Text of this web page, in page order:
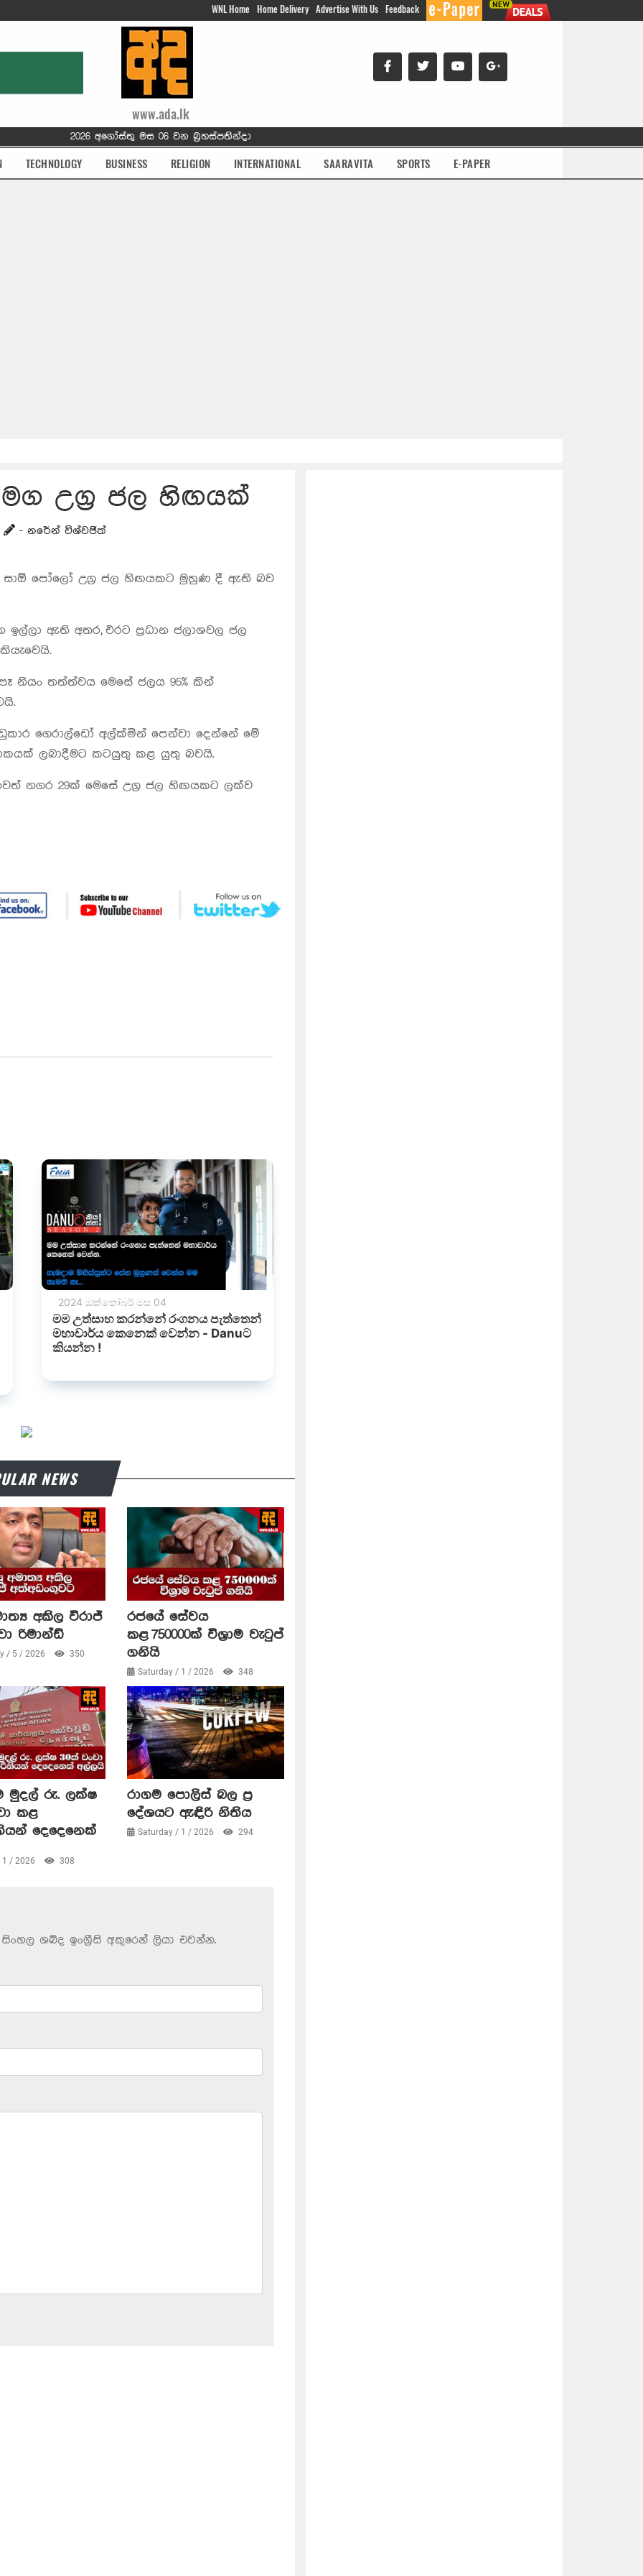
WNL Home Home Delivery Advertise With Us Feedback
www.ada.lk
2026 අගෝස්තු මස 06 වන බ්‍රහස්පතින්දා
TECHNOLOGY BUSINESS RELIGION INTERNATIONAL SAARAVITA SPORTS E-PAPER
උග්‍ර ජල හිඟයක්
- නරේන් විශ්වජිත්
සාඕ පෝලෝ උග්‍ර ජල හිඟයකට මුහුණ දී ඇති බව
ඇති අතර, එරට ප්‍රධාන ජලාශවල ජල
නියං තත්ත්වය මෙසේ ජලය 95% කින්
ගෙරාල්ඩෝ අල්ක්මින් පෙන්වා දෙන්නේ මේ
ලබාදීමට කටයුතු කළ යුතු බවයි.
නගර 29ක් මෙසේ උග්‍ර ජල හිඟයකට ලක්ව
NEWS
අකිල විරාජ්
රිමාන්ඩ්
/ 5 / 2026 350
රජයේ සේවය
කළ 750000ක් විශ්‍රාම වැටුප්
ගනියි
Saturday / 1 / 2026 348
මුදල් රු. ලක්ෂ
කළ
දෙදෙනෙක්
1 / 2026 308
රාගම පොලිස් බල ප්‍ර
දේශයට ඇඳිරි නිතිය
Saturday / 1 / 2026 294
ශබ්ද ඉංග්‍රීසි අකුරෙන් ලියා එවන්න.